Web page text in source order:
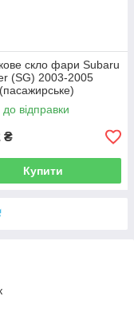
скло фари Subaru
(SG) 2003-2005
до відправки
₴
Купити